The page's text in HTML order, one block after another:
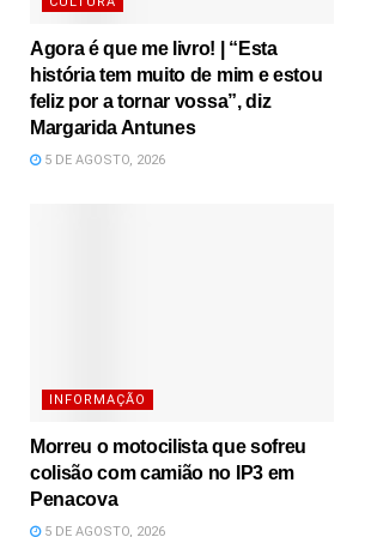
Agora é que me livro! | “Esta
história tem muito de mim e estou
feliz por a tornar vossa”, diz
Margarida Antunes
5 DE AGOSTO, 2026
INFORMAÇÃO
Morreu o motocilista que sofreu
colisão com camião no IP3 em
Penacova
5 DE AGOSTO, 2026